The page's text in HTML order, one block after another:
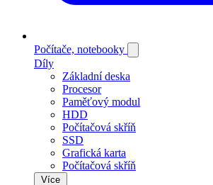
Počítače, notebooky
Díly
Základní deska
Procesor
Paměťový modul
HDD
Počítačová skříň
SSD
Grafická karta
Počítačová skříň